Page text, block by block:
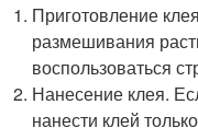
Приготовление
размешивания
воспользоваться
Нанесение клея.
нанести клей